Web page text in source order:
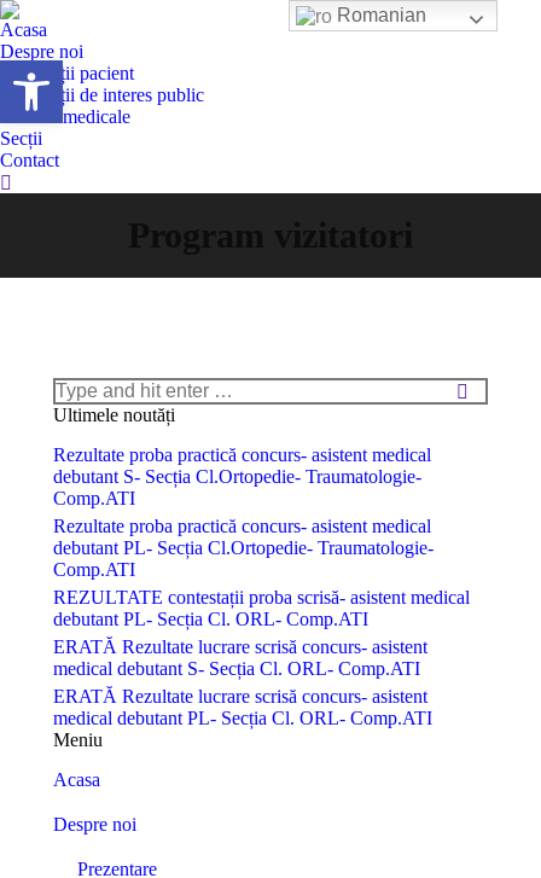
Deschide bara de unelte
Acasa
Despre noi
Informații pacient
Informații de interes public
Servicii medicale
Secții
Contact
Search:
Search:
Ultimele noutăți
Rezultate proba practică concurs- asistent medical
debutant S- Secția Cl.Ortopedie- Traumatologie-
Comp.ATI
Rezultate proba practică concurs- asistent medical
debutant PL- Secția Cl.Ortopedie- Traumatologie-
Comp.ATI
REZULTATE contestații proba scrisă- asistent medical
debutant PL- Secția Cl. ORL- Comp.ATI
ERATĂ Rezultate lucrare scrisă concurs- asistent
medical debutant S- Secția Cl. ORL- Comp.ATI
ERATĂ Rezultate lucrare scrisă concurs- asistent
medical debutant PL- Secția Cl. ORL- Comp.ATI
Meniu
Acasa
Despre noi
Prezentare
Romanian